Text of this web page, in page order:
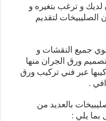
و ترغب بتغيره و
لتقديم
جميع النقشات و
ورق الجران منها
عبر فني تركيب ورق
.
بالعديد من
بما يلي :